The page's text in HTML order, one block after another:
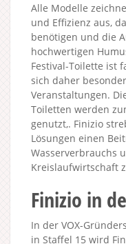
Alle Modelle
und Effizienz aus,
benötigen und die
hochwertigen
Festival-Toilette ist
sich daher
Veranstaltungen.
Toiletten werden
genutzt,. Finizio
Lösungen einen
Wasserverbrauchs
Kreislaufwirtschaft
Finizio in
In der VOX-
in Staffel 15 wird